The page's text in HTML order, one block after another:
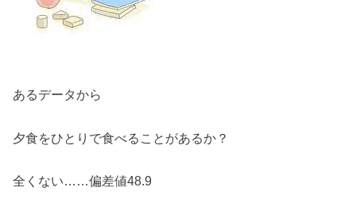
あるデータから
夕食をひとりで食べることがあるか？
全くない……偏差値48.9